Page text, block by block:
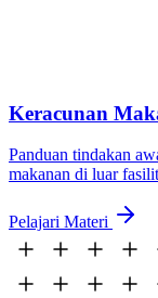
Keracunan
Panduan tindakan
makanan di luar
Pelajari Materi